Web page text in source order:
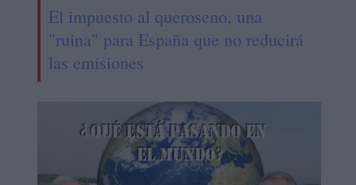
El impuesto al queroseno, una
"ruina" para España que no reducirá
las emisiones